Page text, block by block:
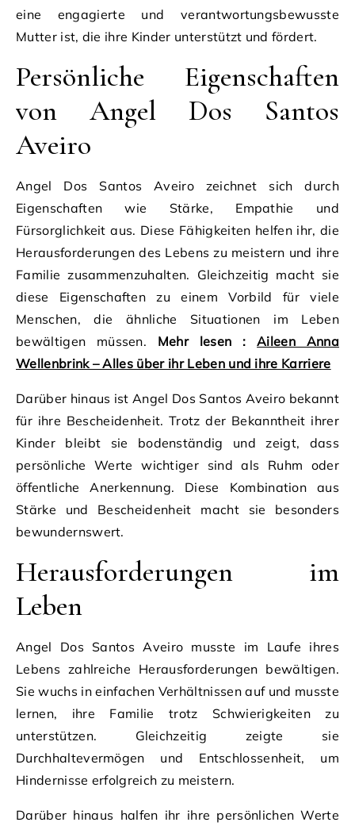
eine engagierte und verantwortungsbewusste
Mutter ist, die ihre Kinder unterstützt und fördert.
Persönliche Eigenschaften
von Angel Dos Santos
Aveiro
Angel Dos Santos Aveiro zeichnet sich durch
Eigenschaften wie Stärke, Empathie und
Fürsorglichkeit aus. Diese Fähigkeiten helfen ihr, die
Herausforderungen des Lebens zu meistern und ihre
Familie zusammenzuhalten. Gleichzeitig macht sie
diese Eigenschaften zu einem Vorbild für viele
Menschen, die ähnliche Situationen im Leben
bewältigen müssen. Mehr lesen :Aileen Anna
Wellenbrink – Alles über ihr Leben und ihre Karriere
Darüber hinaus ist Angel Dos Santos Aveiro bekannt
für ihre Bescheidenheit. Trotz der Bekanntheit ihrer
Kinder bleibt sie bodenständig und zeigt, dass
persönliche Werte wichtiger sind als Ruhm oder
öffentliche Anerkennung. Diese Kombination aus
Stärke und Bescheidenheit macht sie besonders
bewundernswert.
Herausforderungen im
Leben
Angel Dos Santos Aveiro musste im Laufe ihres
Lebens zahlreiche Herausforderungen bewältigen.
Sie wuchs in einfachen Verhältnissen auf und musste
lernen, ihre Familie trotz Schwierigkeiten zu
unterstützen. Gleichzeitig zeigte sie
Durchhaltevermögen und Entschlossenheit, um
Hindernisse erfolgreich zu meistern.
Darüber hinaus halfen ihr ihre persönlichen Werte